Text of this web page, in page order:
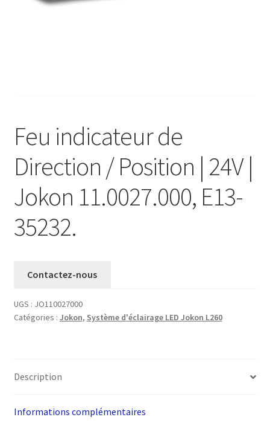
Feu indicateur de
Direction / Position | 24V |
Jokon 11.0027.000, E13-
35232.
Contactez-nous
UGS : JO110027000
Catégories : Jokon, Système d'éclairage LED Jokon L260
Description
Informations complémentaires